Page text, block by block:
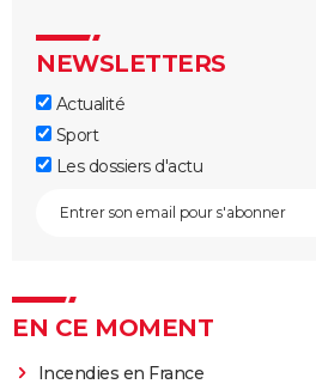
NEWSLETTERS
Actualité
Sport
Les dossiers d'actu
EN CE MOMENT
Incendies en France